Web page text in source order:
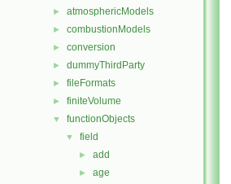
► atmosphericModels
► combustionModels
► conversion
► dummyThirdParty
► fileFormats
► finiteVolume
▼ functionObjects
▼ field
► add
► age